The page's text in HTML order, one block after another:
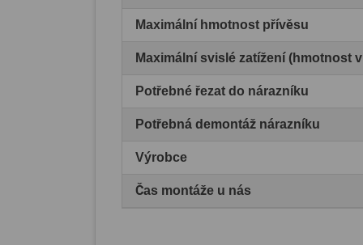
Maximální hmotnost přívěsu
Maximální svislé zatížení (hmotnost
Potřebné řezat do nárazníku
Potřebná demontáž nárazníku
Výrobce
Čas montáže u nás